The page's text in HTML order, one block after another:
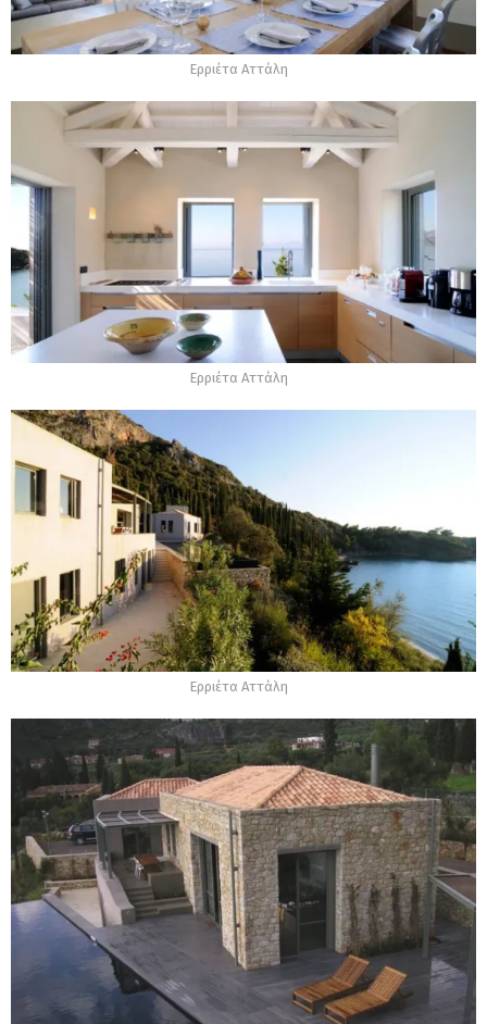
Ερριέτα Αττάλη
Ερριέτα Αττάλη
Ερριέτα Αττάλη